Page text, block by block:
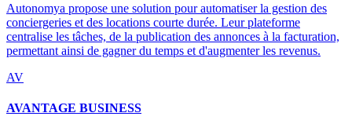
Autonomya propose une solution pour automatiser la gestion des
conciergeries et des locations courte durée. Leur plateforme
centralise les tâches, de la publication des annonces à la facturation,
permettant ainsi de gagner du temps et d'augmenter les revenus.
AV
AVANTAGE BUSINESS